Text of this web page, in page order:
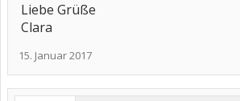
Liebe Grüße
Clara
15. Januar 2017